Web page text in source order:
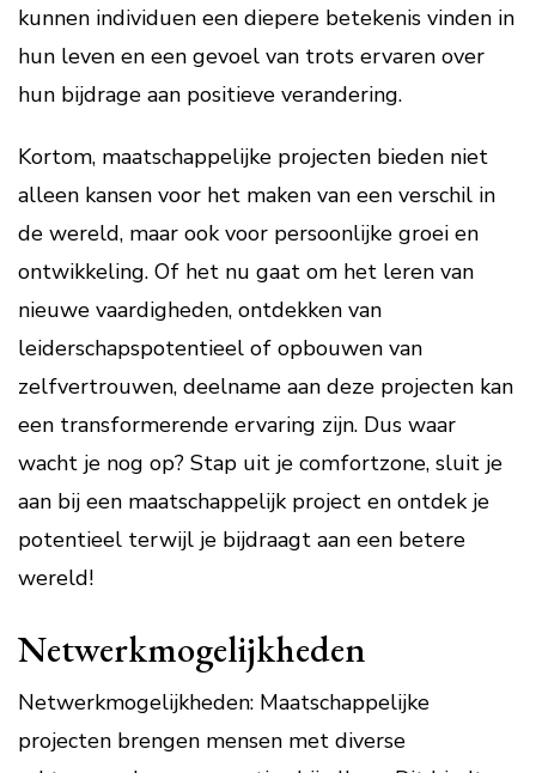
kunnen individuen een diepere betekenis vinden in
hun leven en een gevoel van trots ervaren over
hun bijdrage aan positieve verandering.
Kortom, maatschappelijke projecten bieden niet
alleen kansen voor het maken van een verschil in
de wereld, maar ook voor persoonlijke groei en
ontwikkeling. Of het nu gaat om het leren van
nieuwe vaardigheden, ontdekken van
leiderschapspotentieel of opbouwen van
zelfvertrouwen, deelname aan deze projecten kan
een transformerende ervaring zijn. Dus waar
wacht je nog op? Stap uit je comfortzone, sluit je
aan bij een maatschappelijk project en ontdek je
potentieel terwijl je bijdraagt aan een betere
wereld!
Netwerkmogelijkheden
Netwerkmogelijkheden: Maatschappelijke
projecten brengen mensen met diverse